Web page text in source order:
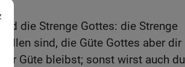
die Strenge Gottes: die Strenge
sind, die Güte Gottes aber dir
Güte bleibst; sonst wirst auch du